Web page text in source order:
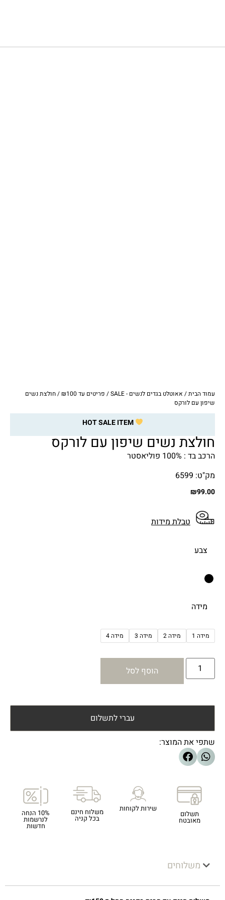
עמוד הבית/ אאוטלט בגדים לנשים - SALE / פריטים עד ₪100
/ חולצת נשים
שיפון עם לורקס
HOT SALE ITEM
חולצת נשים שיפון עם לורקס
הרכב בד : 100% פוליאסטר
מק"ט: 6599
₪99.00
טבלת מידות
צבע
מידה
מידה 1 מידה 2 מידה 3 מידה 4
הוסף לסל
עברי לתשלום
שתפי את המוצר:
תשלום
מאובטח
שירות לקוחות משלוח חינם
בכל קניה
10% הנחה
לנרשמות
חדשות
משלוחים